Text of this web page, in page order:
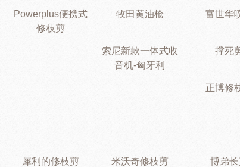
Powerplus便携式
修枝剪
牧田黄油枪 富世华
索尼新款一体式收
音机-匈牙利
撑死
正博修
犀利的修枝剪 米沃奇修枝剪 博弟